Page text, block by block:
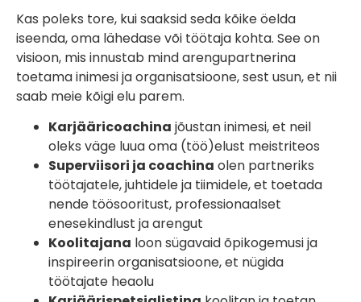
Kas poleks tore, kui saaksid seda kõike öelda
iseenda, oma lähedase või töötaja kohta. See on
visioon, mis innustab mind arengupartnerina
toetama inimesi ja organisatsioone, sest usun, et nii
saab meie kõigi elu parem.
Karjääricoachina jõustan inimesi, et neil
oleks väge luua oma (töö)elust meistriteos
Superviisori ja coachina olen partneriks
töötajatele, juhtidele ja tiimidele, et toetada
nende töösooritust, professionaalset
enesekindlust ja arengut
Koolitajana loon sügavaid õpikogemusi ja
inspireerin organisatsioone, et nügida
töötajate heaolu